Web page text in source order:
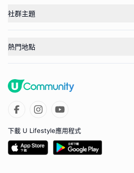
社群主題
熱門地點
下載 U Lifestyle應用程式